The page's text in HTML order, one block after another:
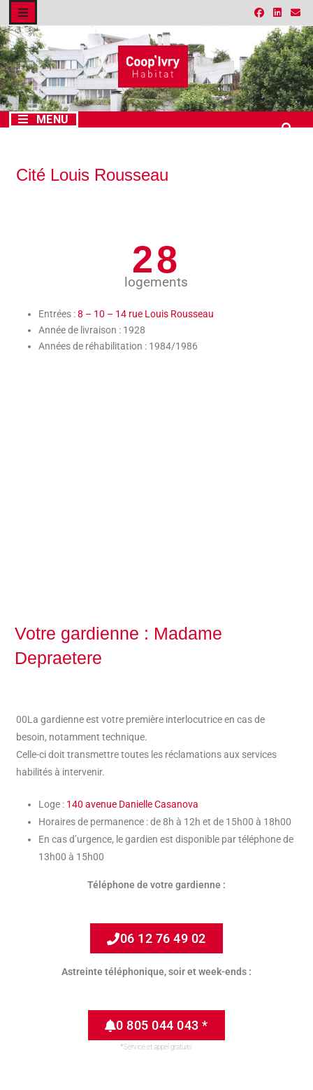
MENU
Cité Louis Rousseau
logements
28
Entrées :8 – 10 – 14 rue Louis Rousseau
Année de livraison : 1928
Années de réhabilitation : 1984/1986
Votre gardienne : Madame
Depraetere
00La gardienne est votre première interlocutrice en cas de
besoin, notamment technique.
Celle-ci doit transmettre toutes les réclamations aux services
habilités à intervenir.
Loge : 140 avenue Danielle Casanova
Horaires de permanence : de 8h à 12h et de 15h00 à 18h00
En cas d’urgence, le gardien est disponible par téléphone de
13h00 à 15h00
Téléphone de votre gardienne :
06 12 76 49 02
Astreinte téléphonique, soir et week-ends :
0 805 044 043 *
*Service et appel gratuits